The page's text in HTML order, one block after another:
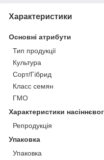
Характеристики
Основні атрибути
Тип продукції
Культура
Сорт/Гібрид
Класс семян
ГМО
Характеристики
Репродукція
Упаковка
Упаковка